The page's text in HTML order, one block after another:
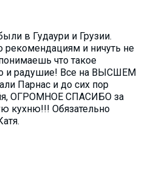
в Гудаури и Грузии.
рекомендациям и ничуть не
что такое
и радушие! Все на ВЫСШЕМ
Парнас и до сих пор
ОГРОМНОЕ СПАСИБО за
кухню!!! Обязательно